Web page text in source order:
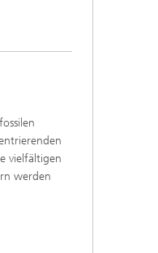
vielfältigen
werden